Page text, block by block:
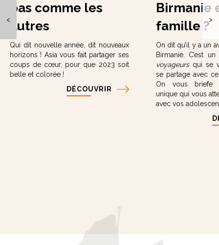
pas comme les
autres
Qui dit nouvelle année, dit nouveaux
horizons ! Asia vous fait partager ses
coups de cœur, pour que 2023 soit
belle et colorée !
DÉCOUVRIR
Birmanie
famille ?
On dit qu’il y a un
Birmanie. C’est
voyageursqui se
se partage avec
On vous briefe
unique qui vous
avec vos
< >